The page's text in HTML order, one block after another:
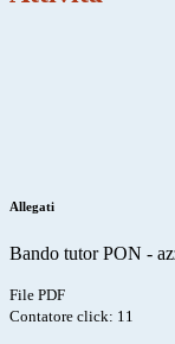
Allegati
Bando tutor PON -
File PDF
Contatore click: 11